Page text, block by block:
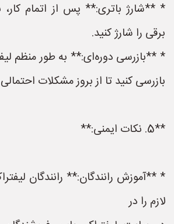
* **شارژ باتری:** پس از اتمام کار،
برقی را شارژ کنید.
* **بازرسی دوره‌ای:** به طور منظم
بازرسی کنید تا از بروز مشکلات
**5. نکات ایمنی:**
* **آموزش رانندگان:** رانندگان
لازم را در